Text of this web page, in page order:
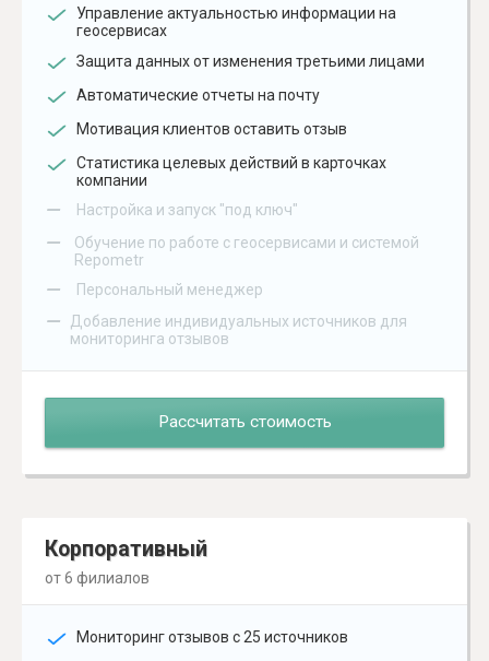
Управление актуальностью информации на
геосервисах
Защита данных от изменения третьими лицами
Автоматические отчеты на почту
Мотивация клиентов оставить отзыв
Статистика целевых действий в карточках
компании
– Настройка и запуск "под ключ"
–
Обучение по работе с геосервисами и системой
Repometr
– Персональный менеджер
–
Добавление индивидуальных источников для
мониторинга отзывов
Рассчитать стоимость
Корпоративный
от 6 филиалов
Мониторинг отзывов с 25 источников